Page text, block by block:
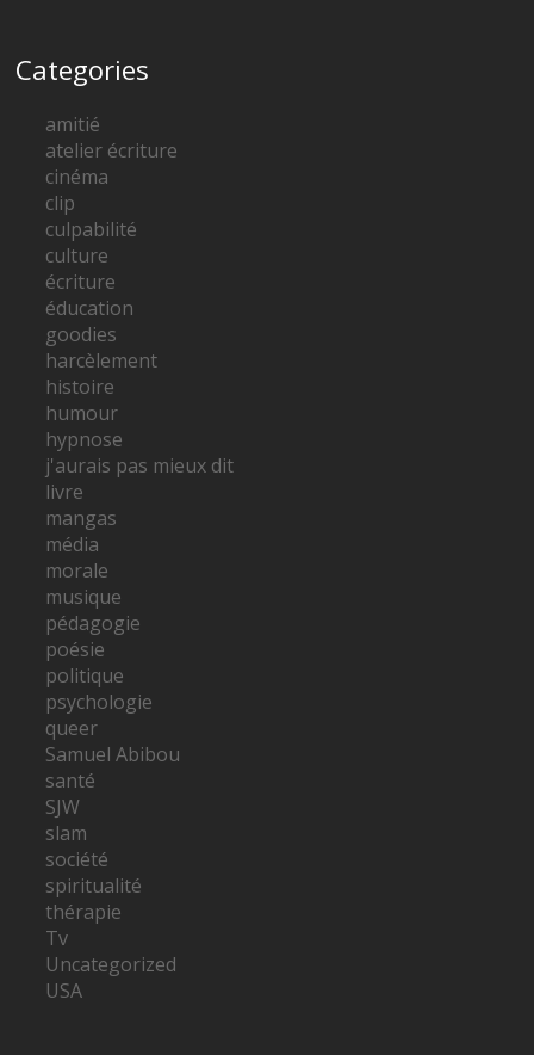
Categories
amitié
atelier écriture
cinéma
clip
culpabilité
culture
écriture
éducation
goodies
harcèlement
histoire
humour
hypnose
j'aurais pas mieux dit
livre
mangas
média
morale
musique
pédagogie
poésie
politique
psychologie
queer
Samuel Abibou
santé
SJW
slam
société
spiritualité
thérapie
Tv
Uncategorized
USA